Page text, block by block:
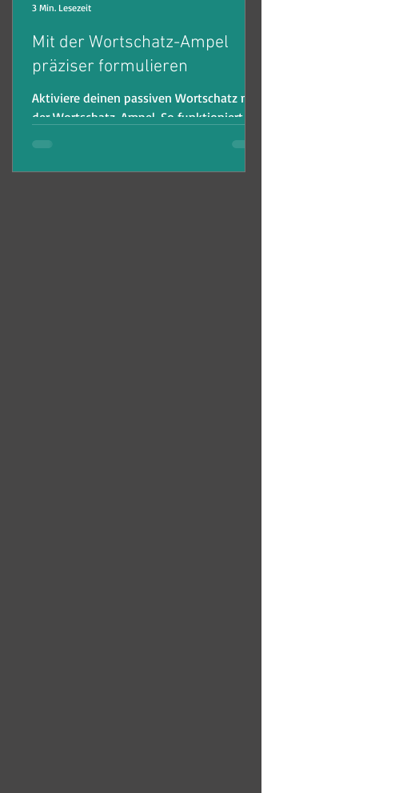
Mit der Wortschatz-Ampel
präziser formulieren
Aktiviere deinen passiven Wortschatz mit
der Wortschatz-Ampel. So funktioniert sie.
3 Min. Lesezeit